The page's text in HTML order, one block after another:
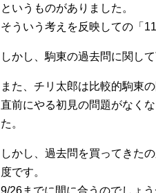
というものがありました。
そういう考えを反映しての「
しかし、駒東の過去問に関し
また、チリ太郎は比較的駒東
直前にやる初見の問題がなく
た。
しかし、過去問を買ってきた
度です。
9/26までに間に合うのでしょ